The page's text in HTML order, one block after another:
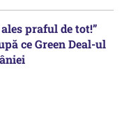
praful de tot!”
ce Green Deal-ul